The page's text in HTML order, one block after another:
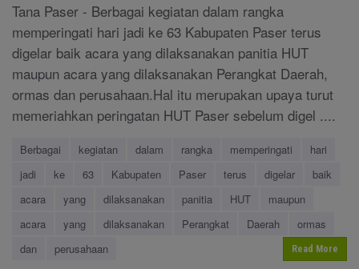
Tana Paser - Berbagai kegiatan dalam rangka
memperingati hari jadi ke 63 Kabupaten Paser terus
digelar baik acara yang dilaksanakan panitia HUT
maupun acara yang dilaksanakan Perangkat Daerah,
ormas dan perusahaan.Hal itu merupakan upaya turut
memeriahkan peringatan HUT Paser sebelum digel ....
Berbagai kegiatan dalam rangka memperingati
hari
jadi
ke 63 Kabupaten Paser terus digelar
baik
acara
yang dilaksanakan panitia HUT
maupun
acara
yang dilaksanakan Perangkat Daerah
ormas
dan
perusahaan Read More